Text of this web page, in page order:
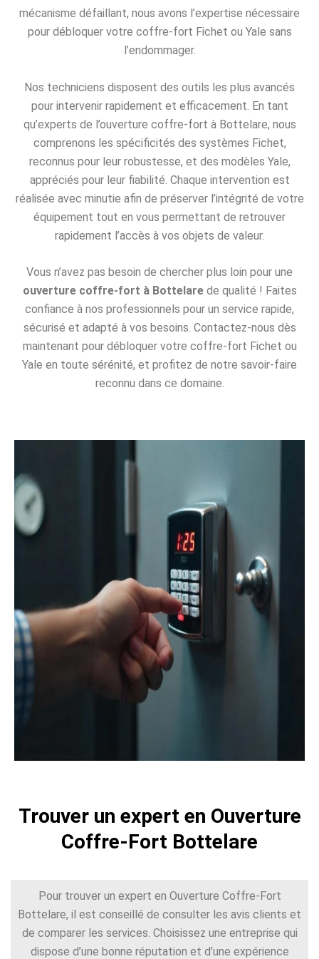
mécanisme défaillant, nous avons l’expertise nécessaire
pour débloquer votre coffre-fort Fichet ou Yale sans
l’endommager.
Nos techniciens disposent des outils les plus avancés
pour intervenir rapidement et efficacement. En tant
qu’experts de l’ouverture coffre-fort à Bottelare, nous
comprenons les spécificités des systèmes Fichet,
reconnus pour leur robustesse, et des modèles Yale,
appréciés pour leur fiabilité. Chaque intervention est
réalisée avec minutie afin de préserver l’intégrité de votre
équipement tout en vous permettant de retrouver
rapidement l’accès à vos objets de valeur.
Vous n’avez pas besoin de chercher plus loin pour une
ouverture coffre-fort à Bottelarede qualité ! Faites
confiance à nos professionnels pour un service rapide,
sécurisé et adapté à vos besoins. Contactez-nous dès
maintenant pour débloquer votre coffre-fort Fichet ou
Yale en toute sérénité, et profitez de notre savoir-faire
reconnu dans ce domaine.
Trouver un expert en Ouverture
Coffre-Fort Bottelare
Pour trouver un expert en Ouverture Coffre-Fort
Bottelare, il est conseillé de consulter les avis clients et
de comparer les services. Choisissez une entreprise qui
dispose d’une bonne réputation et d’une expérience